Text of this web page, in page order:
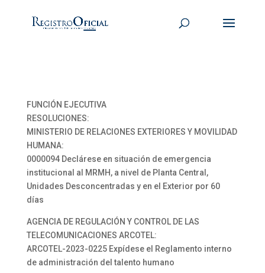
FUNCIÓN EJECUTIVA
RESOLUCIONES:
MINISTERIO DE RELACIONES EXTERIORES Y MOVILIDAD
HUMANA:
0000094 Declárese en situación de emergencia
institucional al MRMH, a nivel de Planta Central,
Unidades Desconcentradas y en el Exterior por 60
días
AGENCIA DE REGULACIÓN Y CONTROL DE LAS
TELECOMUNICACIONES ARCOTEL:
ARCOTEL-2023-0225 Expídese el Reglamento interno
de administración del talento humano